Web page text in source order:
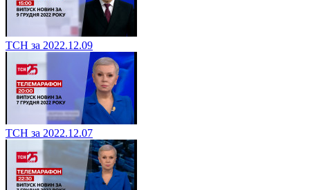
ТСН за 2022.12.09
ТСН за 2022.12.07